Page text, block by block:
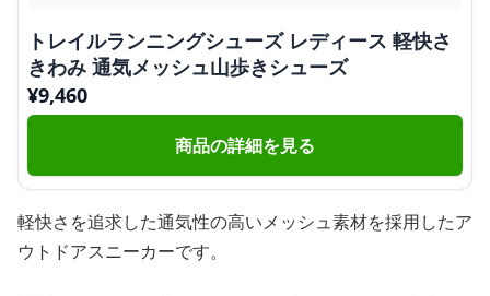
トレイルランニングシューズ レディース 軽快さ
きわみ 通気メッシュ山歩きシューズ
¥9,460
商品の詳細を見る
軽快さを追求した通気性の高いメッシュ素材を採用したア
ウトドアスニーカーです。